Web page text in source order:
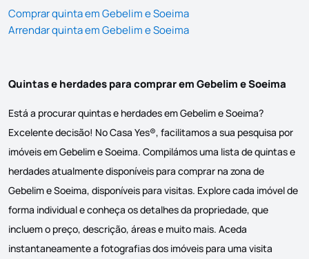
Comprar quinta em Gebelim e Soeima
Arrendar quinta em Gebelim e Soeima
Quintas e herdades para comprar em Gebelim e Soeima
Está a procurar quintas e herdades em Gebelim e Soeima?
Excelente decisão! No Casa Yes®, facilitamos a sua pesquisa por
imóveis em Gebelim e Soeima. Compilámos uma lista de quintas e
herdades atualmente disponíveis para comprar na zona de
Gebelim e Soeima, disponíveis para visitas. Explore cada imóvel de
forma individual e conheça os detalhes da propriedade, que
incluem o preço, descrição, áreas e muito mais. Aceda
instantaneamente a fotografias dos imóveis para uma visita